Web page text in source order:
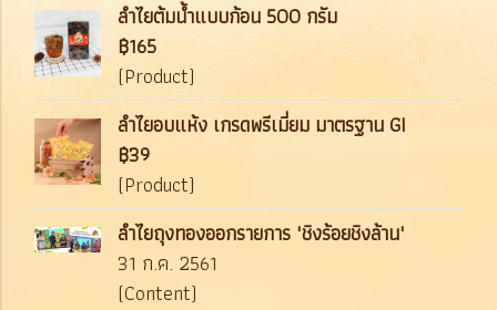
ลำไยต้มน้ำแบบก้อน 500 กรัม
฿165
(Product)
ลำไยอบแห้ง เกรดพรีเมี่ยม มาตรฐาน GI
฿39
(Product)
ลำไยถุงทองออกรายการ "ชิงร้อยชิงล้าน"
31 ก.ค. 2561
(Content)